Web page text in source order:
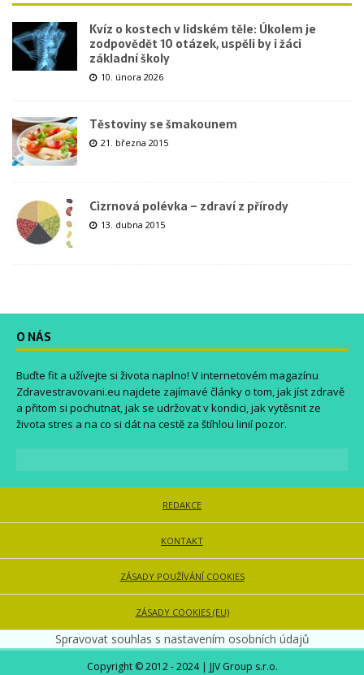
Kvíz o kostech v lidském těle: Úkolem je
zodpovědět 10 otázek, uspěli by i žáci
základní školy
10. února 2026
Těstoviny se šmakounem
21. března 2015
Cizrnová polévka – zdraví z přírody
13. dubna 2015
O NÁS
Buďte fit a užívejte si života naplno! V internetovém magazínu
Zdravestravovani.eu najdete zajímavé články o tom, jak jíst zdravě
a přitom si pochutnat, jak se udržovat v kondici, jak vytěsnit ze
života stres a na co si dát na cestě za štíhlou linií pozor.
REDAKCE
KONTAKT
ZÁSADY POUŽÍVÁNÍ COOKIES
ZÁSADY COOKIES (EU)
Spravovat souhlas s nastavením osobních údajů
Copyright © 2012 - 2024 | JJV Group s.r.o.